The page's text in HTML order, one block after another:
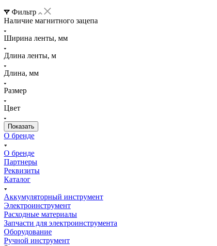
Фильтр
Наличие магнитного зацепа
Ширина ленты, мм
Длина ленты, м
Длина, мм
Размер
Цвет
О бренде
О бренде
Партнеры
Реквизиты
Каталог
Аккумуляторный инструмент
Электроинструмент
Расходные материалы
Запчасти для электроинструмента
Оборудование
Ручной инструмент